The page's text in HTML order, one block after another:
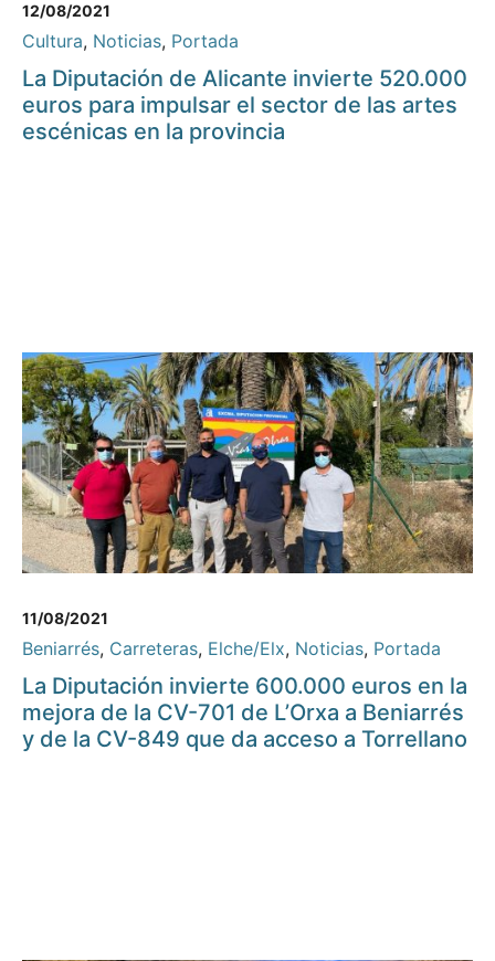
12/08/2021
Cultura, Noticias, Portada
La Diputación de Alicante invierte 520.000
euros para impulsar el sector de las artes
escénicas en la provincia
11/08/2021
Beniarrés, Carreteras, Elche/Elx, Noticias, Portada
La Diputación invierte 600.000 euros en la
mejora de la CV-701 de L’Orxa a Beniarrés
y de la CV-849 que da acceso a Torrellano